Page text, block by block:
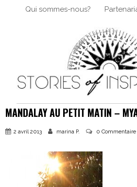
Qui sommes-nous?
MANDALAY AU PETIT MATIN –
2 avril 2013 marina P. 0 Commentaire